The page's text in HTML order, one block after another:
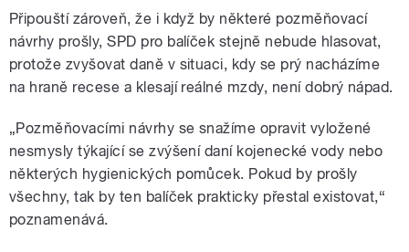
Připouští zároveň, že i když by některé pozměňovací
návrhy prošly, SPD pro balíček stejně nebude hlasovat,
protože zvyšovat daně v situaci, kdy se prý nacházíme
na hraně recese a klesají reálné mzdy, není dobrý nápad.
„Pozměňovacími návrhy se snažíme opravit vyložené
nesmysly týkající se zvýšení daní kojenecké vody nebo
některých hygienických pomůcek. Pokud by prošly
všechny, tak by ten balíček prakticky přestal existovat,“
poznamenává.